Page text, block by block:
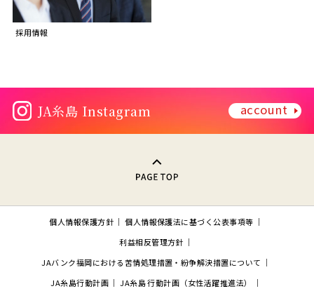
採用情報
JA糸島 Instagram account
個人情報保護方針
個人情報保護法に基づく公表事項等
利益相反管理方針
JAバンク福岡における苦情処理措置・紛争解決措置について
JA糸島行動計画
JA糸島 行動計画（女性活躍推進法）